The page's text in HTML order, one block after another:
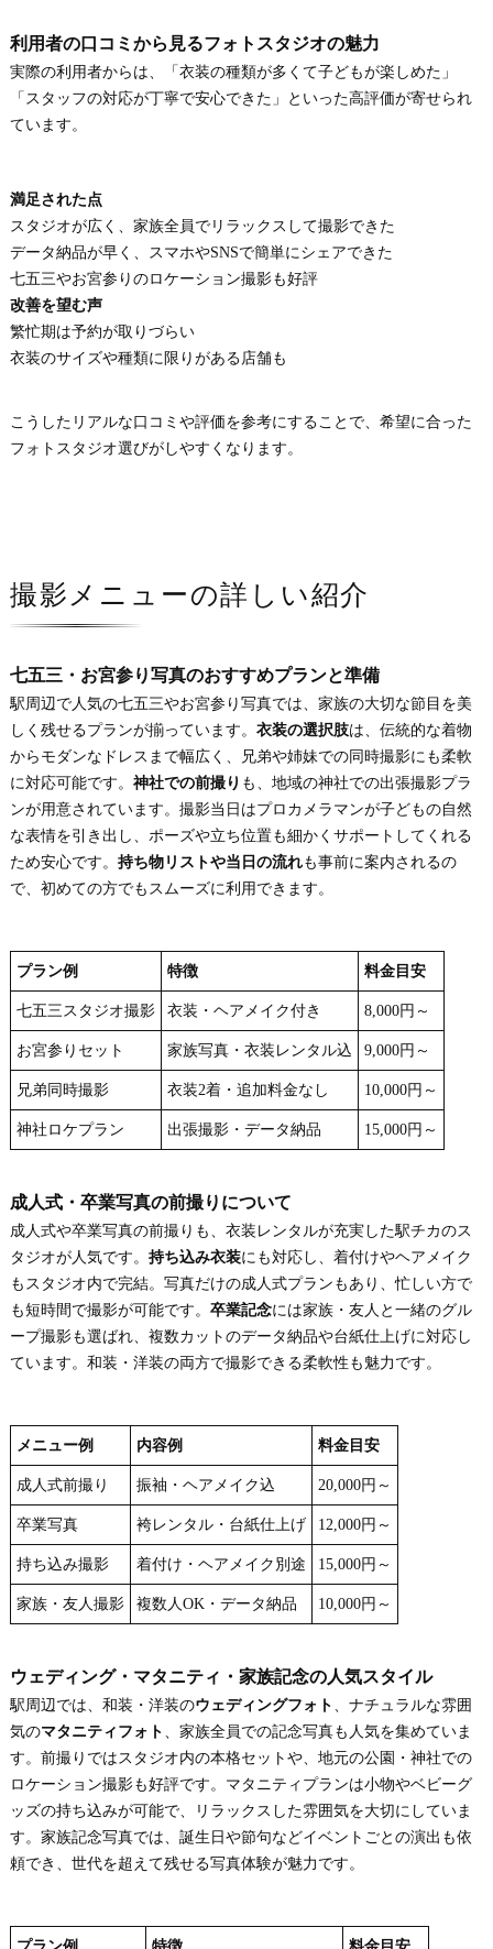
利用者の口コミから見るフォトスタジオの魅力
実際の利用者からは、「衣装の種類が多くて子どもが楽しめた」
「スタッフの対応が丁寧で安心できた」といった高評価が寄せられ
ています。
満足された点
スタジオが広く、家族全員でリラックスして撮影できた
データ納品が早く、スマホやSNSで簡単にシェアできた
七五三やお宮参りのロケーション撮影も好評
改善を望む声
繁忙期は予約が取りづらい
衣装のサイズや種類に限りがある店舗も
こうしたリアルな口コミや評価を参考にすることで、希望に合った
フォトスタジオ選びがしやすくなります。
撮影メニューの詳しい紹介
七五三・お宮参り写真のおすすめプランと準備
駅周辺で人気の七五三やお宮参り写真では、家族の大切な節目を美
しく残せるプランが揃っています。 衣装の選択肢は、伝統的な着物
からモダンなドレスまで幅広く、兄弟や姉妹での同時撮影にも柔軟
に対応可能です。 神社での前撮り も、地域の神社での出張撮影プラ
ンが用意されています。撮影当日はプロカメラマンが子どもの自然
な表情を引き出し、ポーズや立ち位置も細かくサポートしてくれる
ため安心です。 持ち物リストや当日の流れも事前に案内されるの
で、初めての方でもスムーズに利用できます。
プラン例 特徴 料金目安
七五三スタジオ撮影 衣装・ヘアメイク付き 8,000円～
お宮参りセット 家族写真・衣装レンタル込 9,000円～
兄弟同時撮影 衣装2着・追加料金なし 10,000円～
神社ロケプラン 出張撮影・データ納品 15,000円～
成人式・卒業写真の前撮りについて
成人式や卒業写真の前撮りも、衣装レンタルが充実した駅チカのス
タジオが人気です。 持ち込み衣装にも対応し、着付けやヘアメイク
もスタジオ内で完結。写真だけの成人式プランもあり、忙しい方で
も短時間で撮影が可能です。 卒業記念には家族・友人と一緒のグル
ープ撮影も選ばれ、複数カットのデータ納品や台紙仕上げに対応し
ています。和装・洋装の両方で撮影できる柔軟性も魅力です。
メニュー例 内容例 料金目安
成人式前撮り 振袖・ヘアメイク込 20,000円～
卒業写真 袴レンタル・台紙仕上げ 12,000円～
持ち込み撮影 着付け・ヘアメイク別途 15,000円～
家族・友人撮影 複数人OK・データ納品 10,000円～
ウェディング・マタニティ・家族記念の人気スタイル
駅周辺では、和装・洋装のウェディングフォト
、ナチュラルな雰囲
気のマタニティフォト
、家族全員での記念写真も人気を集めていま
す。前撮りではスタジオ内の本格セットや、地元の公園・神社での
ロケーション撮影も好評です。マタニティプランは小物やベビーグ
ッズの持ち込みが可能で、リラックスした雰囲気を大切にしていま
す。家族記念写真では、誕生日や節句などイベントごとの演出も依
頼でき、世代を超えて残せる写真体験が魅力です。